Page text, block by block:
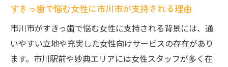
すきっ歯で悩む女性に市川市が支持される理由
市川市がすきっ歯で悩む女性に支持される背景には、通
いやすい立地や充実した女性向けサービスの存在があり
ます。市川駅前や妙典エリアには女性スタッフが多く在